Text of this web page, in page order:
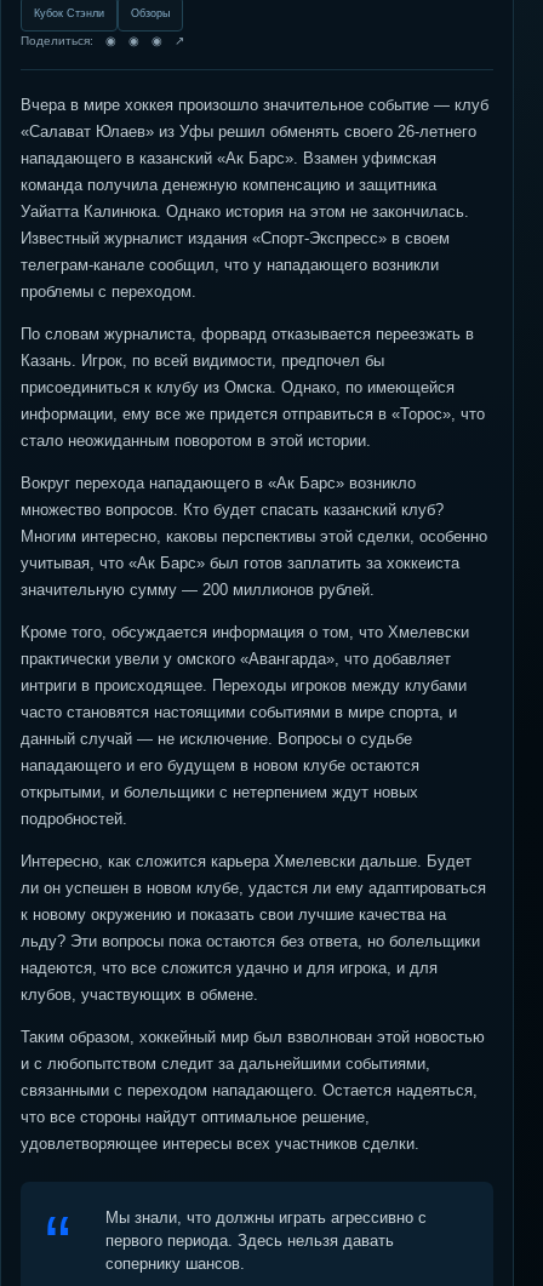
Кубок Стэнли Обзоры
Поделиться: ◉ ◉ ◉ ↗
Вчера в мире хоккея произошло значительное событие — клуб
«Салават Юлаев» из Уфы решил обменять своего 26-летнего
нападающего в казанский «Ак Барс». Взамен уфимская
команда получила денежную компенсацию и защитника
Уайатта Калинюка. Однако история на этом не закончилась.
Известный журналист издания «Спорт-Экспресс» в своем
телеграм-канале сообщил, что у нападающего возникли
проблемы с переходом.
По словам журналиста, форвард отказывается переезжать в
Казань. Игрок, по всей видимости, предпочел бы
присоединиться к клубу из Омска. Однако, по имеющейся
информации, ему все же придется отправиться в «Торос», что
стало неожиданным поворотом в этой истории.
Вокруг перехода нападающего в «Ак Барс» возникло
множество вопросов. Кто будет спасать казанский клуб?
Многим интересно, каковы перспективы этой сделки, особенно
учитывая, что «Ак Барс» был готов заплатить за хоккеиста
значительную сумму — 200 миллионов рублей.
Кроме того, обсуждается информация о том, что Хмелевски
практически увели у омского «Авангарда», что добавляет
интриги в происходящее. Переходы игроков между клубами
часто становятся настоящими событиями в мире спорта, и
данный случай — не исключение. Вопросы о судьбе
нападающего и его будущем в новом клубе остаются
открытыми, и болельщики с нетерпением ждут новых
подробностей.
Интересно, как сложится карьера Хмелевски дальше. Будет
ли он успешен в новом клубе, удастся ли ему адаптироваться
к новому окружению и показать свои лучшие качества на
льду? Эти вопросы пока остаются без ответа, но болельщики
надеются, что все сложится удачно и для игрока, и для
клубов, участвующих в обмене.
Таким образом, хоккейный мир был взволнован этой новостью
и с любопытством следит за дальнейшими событиями,
связанными с переходом нападающего. Остается надеяться,
что все стороны найдут оптимальное решение,
удовлетворяющее интересы всех участников сделки.
Мы знали, что должны играть агрессивно с
первого периода. Здесь нельзя давать
сопернику шансов.